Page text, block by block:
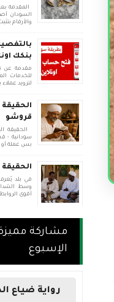
السودان
والأرقام
بنكك
مقدمة عن
لتزويد
الحقيقة
قروشو
الحقيقة
سودانية -
بس عملة أو
في بلد
وسط
أقوى
مشاركة مميزة
الإسبوع
رواية ضياع